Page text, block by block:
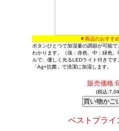
▼商品のおすす
ボタンひとつで加湿量の調節が可能
わかります。（強：赤色、中：緑色
ルで、優しく光るLEDライト付きで
「Ag+抗菌」で清潔に加湿します。
販売価格
(税込
ベストプライ